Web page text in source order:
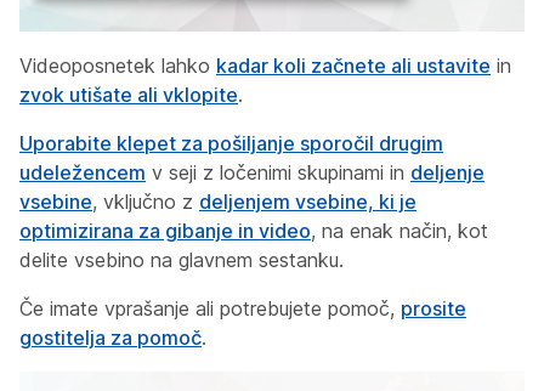
Videoposnetek lahko kadar koli začnete ali ustavite in
zvok utišate ali vklopite.
Uporabite klepet za pošiljanje sporočil drugim
udeležencem v seji z ločenimi skupinami in deljenje
vsebine, vključno z deljenjem vsebine, ki je
optimizirana za gibanje in video, na enak način, kot
delite vsebino na glavnem sestanku.
Če imate vprašanje ali potrebujete pomoč, prosite
gostitelja za pomoč.